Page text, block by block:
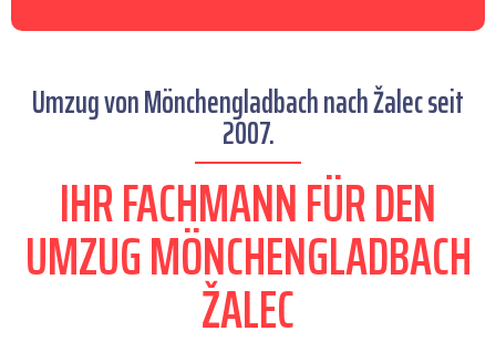
Umzug von Mönchengladbach nach Žalec seit
2007.
IHR FACHMANN FÜR DEN
UMZUG MÖNCHENGLADBACH
ŽALEC